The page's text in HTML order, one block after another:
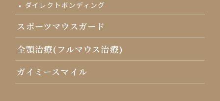
ダイレクトボンディング
スポーツマウスガード
全顎治療(フルマウス治療)
ガイミースマイル